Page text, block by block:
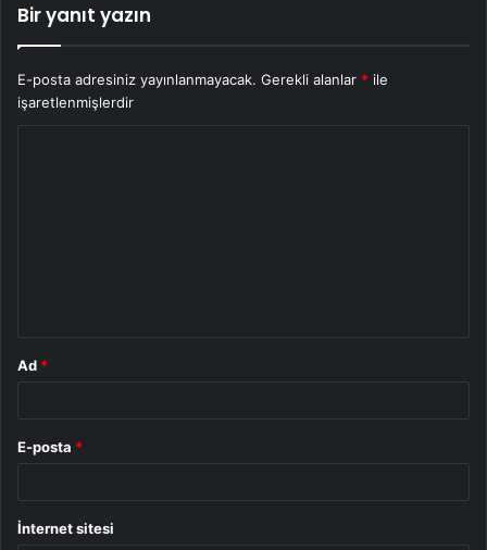
Bir yanıt yazın
E-posta adresiniz yayınlanmayacak. Gerekli alanlar * ile
işaretlenmişlerdir
Ad *
E-posta *
İnternet sitesi